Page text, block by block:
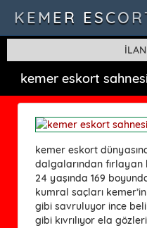
KEMER
kemer eskort
kemer eskort
dalgalarından fırlayan
24 yaşında 169
kumral saçları
gibi savruluyor ince
gibi kıvrılıyor ela